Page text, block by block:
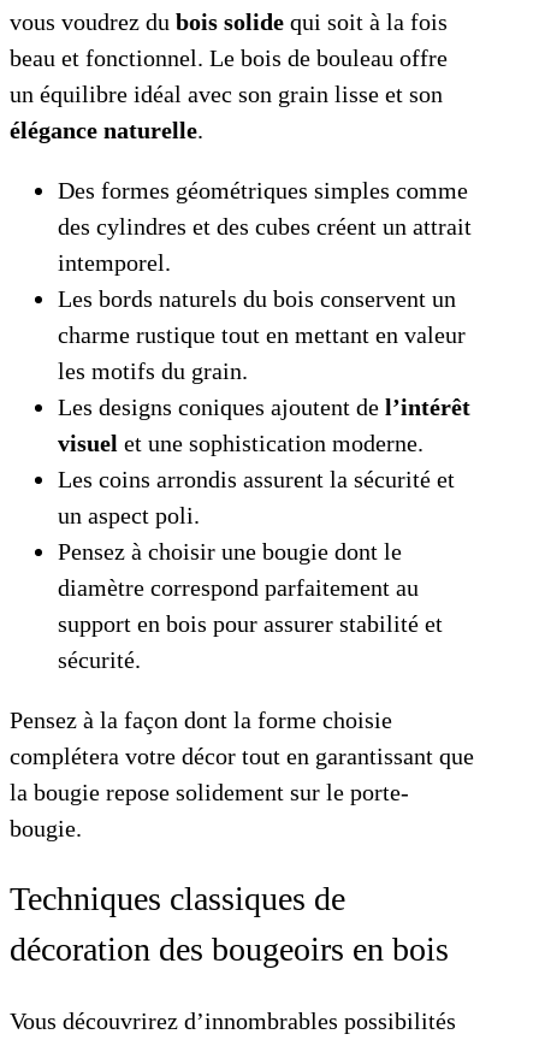
vous voudrez du bois solide qui soit à la fois
beau et fonctionnel. Le bois de bouleau offre
un équilibre idéal avec son grain lisse et son
élégance naturelle.
Des formes géométriques simples comme
des cylindres et des cubes créent un attrait
intemporel.
Les bords naturels du bois conservent un
charme rustique tout en mettant en valeur
les motifs du grain.
Les designs coniques ajoutent de l’intérêt
visuel et une sophistication moderne.
Les coins arrondis assurent la sécurité et
un aspect poli.
Pensez à choisir une bougie dont le
diamètre correspond parfaitement au
support en bois pour assurer stabilité et
sécurité.
Pensez à la façon dont la forme choisie
complétera votre décor tout en garantissant que
la bougie repose solidement sur le porte-
bougie.
Techniques classiques de
décoration des bougeoirs en bois
Vous découvrirez d’innombrables possibilités